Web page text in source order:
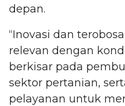
depan.
“Inovasi dan
relevan dengan
berkisar pada
sektor pertanian,
pelayanan untuk